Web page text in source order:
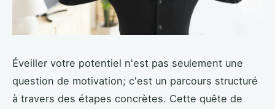
Éveiller votre potentiel n'est pas seulement une
question de motivation; c'est un parcours structuré
à travers des étapes concrètes. Cette quête de